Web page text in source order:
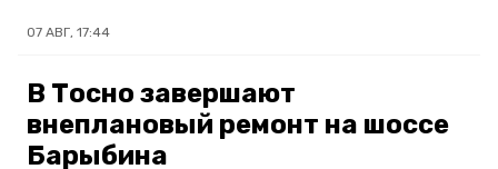
07 АВГ, 17:44
В Тосно завершают
внеплановый ремонт на шоссе
Барыбина